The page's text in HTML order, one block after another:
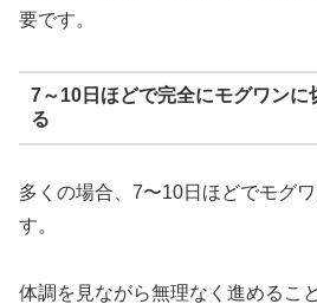
要です。
7～10日ほどで完全にモグワンに
る
多くの場合、7〜10日ほどでモグ
す。
体調を見ながら無理なく進めるこ